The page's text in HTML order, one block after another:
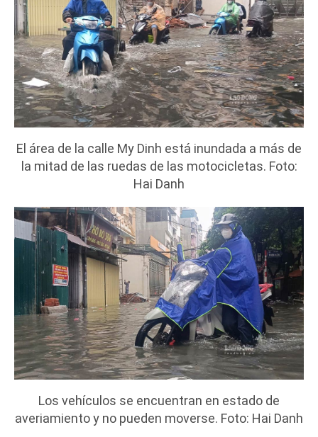
El área de la calle My Dinh está inundada a más de
la mitad de las ruedas de las motocicletas. Foto:
Hai Danh
Los vehículos se encuentran en estado de
averiamiento y no pueden moverse. Foto: Hai Danh